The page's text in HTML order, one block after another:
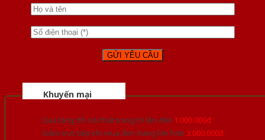
Khuyến mại
Quà tặng đồ nội thất trang trí lên đến 1.000.000đ
Giảm trực tiếp khi mua đơn hàng lớn hơn 3.000.000đ